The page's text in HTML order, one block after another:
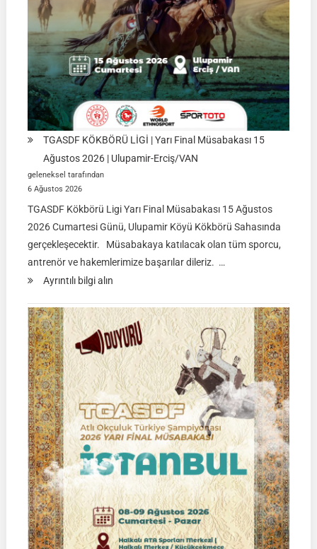
TGASDF KÖKBÖRÜ LİGİ | Yarı Final Müsabakası 15
Ağustos 2026 | Ulupamir-Erciş/VAN
geleneksel tarafından
6 Ağustos 2026
TGASDF Kökbörü Ligi Yarı Final Müsabakası 15 Ağustos
2026 Cumartesi Günü, Ulupamir Köyü Kökbörü Sahasında
gerçekleşecektir. Müsabakaya katılacak olan tüm sporcu,
antrenör ve hakemlerimize başarılar dileriz. …
Ayrıntılı bilgi alın:
KÖKBÖRÜ
LİGİ
|
Yarı
Final
Müsabakası
15
Ağustos
2026
|
Ulupamir-
Erciş/VAN